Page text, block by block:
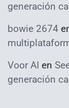
generación
bowie 2674
Voor AI en
generación